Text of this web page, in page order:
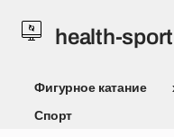
health-
Фигурное катание
Спорт